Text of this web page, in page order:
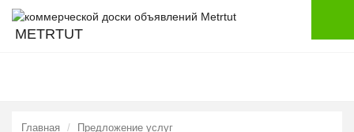
METRTUT
Главная Предложение услуг